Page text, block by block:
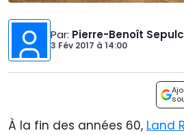
Par: Pierre-Benoît
3 Fév 2017 à 14:00
À la fin des années 60, Land